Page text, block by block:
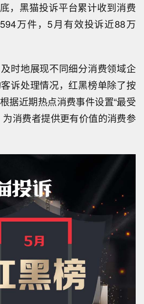
，黑猫投诉平台累计收到消费
万件，5月有效投诉近88万
时地展现不同细分消费领域企
诉处理情况，红黑榜单除了按
据近期热点消费事件设置“最受
为消费者提供更有价值的消费参